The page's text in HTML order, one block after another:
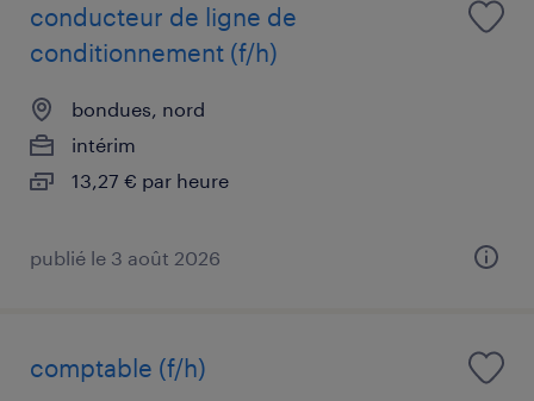
conducteur de ligne de
conditionnement (f/h)
bondues, nord
intérim
13,27 € par heure
publié le 3 août 2026
comptable (f/h)